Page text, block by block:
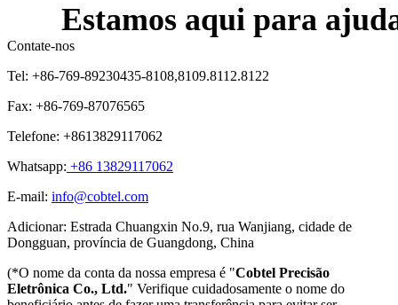
Estamos aqui para
Contate-nos
Tel: +86-769-89230435-8108,8109.8112.8122
Fax: +86-769-87076565
Telefone: +8613829117062
Whatsapp: +86 13829117062
E-mail: info@cobtel.com
Adicionar: Estrada Chuangxin No.9, rua Wanjiang, cidade de
Dongguan, província de Guangdong, China
(*O nome da conta da nossa empresa é "Cobtel Precisão
Eletrônica Co., Ltd." Verifique cuidadosamente o nome do